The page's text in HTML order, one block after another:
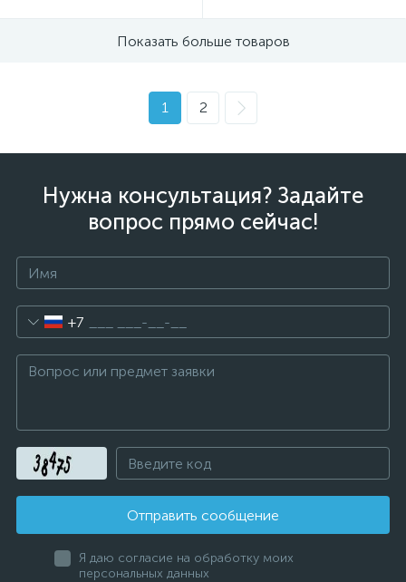
Показать больше товаров
1 2
Нужна консультация? Задайте
вопрос прямо сейчас!
+7
Отправить сообщение
Я даю согласие на обработку моих
персональных данных